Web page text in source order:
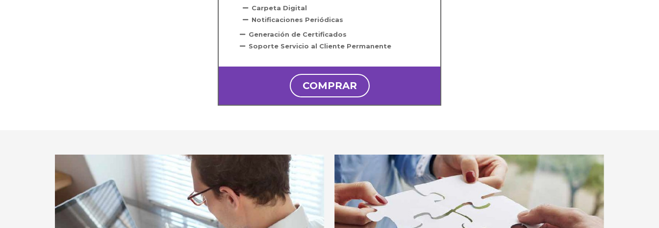
Carpeta Digital
Notificaciones Periódicas
Generación de Certificados
Soporte Servicio al Cliente Permanente
COMPRAR